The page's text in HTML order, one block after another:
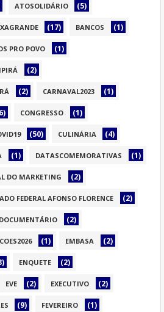
ATOSOLIDÁRIO (5)
(17) BANCOS (1)
PRO POVO (1)
(2)
(2) CARNAVAL2023 (1)
CONGRESSO (1)
(50) CULINÁRIA (4)
(1) DATASCOMEMORATIVAS (1)
DO MARKETING (2)
FEDERAL AFONSO FLORENCE (2)
DOCUMENTÁRIO (2)
(1) EMBASA (2)
ENQUETE (2)
EVE (2) EXECUTIVO (2)
(9) FEVEREIRO (1)